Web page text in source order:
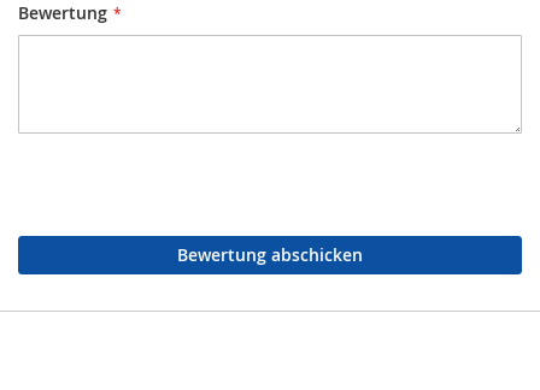
Bewertung
Bewertung abschicken